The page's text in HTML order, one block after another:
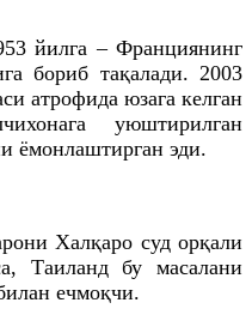
йилга – Франциянинг
бориб тақалади. 2003
атрофида юзага келган
уюштирилган
ёмонлаштирган эди.
Халқаро суд орқали
Таиланд бу масалани
ечмоқчи.